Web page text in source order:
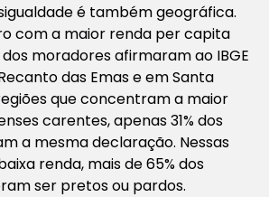
é também geográfica.
com a maior renda per capita
dos moradores afirmaram ao IBGE
das Emas e em Santa
que concentram a maior
carentes, apenas 31% dos
a mesma declaração. Nessas
renda, mais de 65% dos
ser pretos ou pardos.